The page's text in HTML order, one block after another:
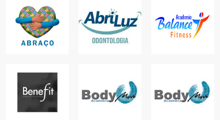
ABRAÇO
SAÚDE
ABRILUZ
ODONTOLÓGIA
BALANCE
FITNESS
ACADEMIAS,
BENEFIT
ACADEMIAS,
COMÉRCIO
BODY MOVE -
LAPA
ACADEMIA
BODY MOVE GO
FIT